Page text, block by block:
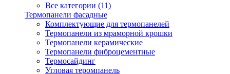
Все категории (11)
Термопанели фасадные
Комплектующие для термопанелей
Термопанели из мраморной крошки
Термопанели керамические
Термопанели фиброцементные
Термосайдинг
Угловая теромпанель